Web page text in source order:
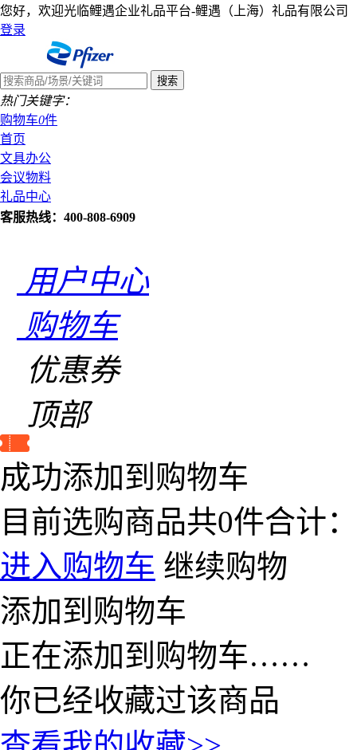
您好，欢迎光临鲤遇企业礼品平台-鲤遇（上海）礼品有限公司
登录
热门关键字：
购物车0件
首页
文具办公
会议物料
礼品中心
客服热线：400-808-6909
用户中心
购物车
优惠券
顶部
成功添加到购物车
目前选购商品共0件合计：
进入购物车 继续购物
添加到购物车
正在添加到购物车……
你已经收藏过该商品